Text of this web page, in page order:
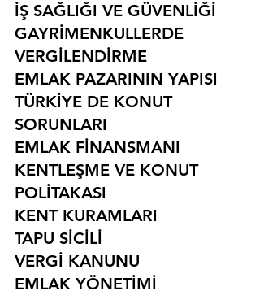
İŞ SAĞLIĞI VE GÜVENLİĞİ
GAYRİMENKULLERDE
VERGİLENDİRME
EMLAK PAZARININ YAPISI
TÜRKİYE DE KONUT
SORUNLARI
EMLAK FİNANSMANI
KENTLEŞME VE KONUT
POLİTAKASI
KENT KURAMLARI
TAPU SİCİLİ
VERGİ KANUNU
EMLAK YÖNETİMİ